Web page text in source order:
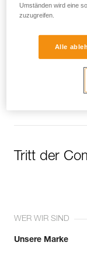
Newsletter
und auf dem
Tritt der
WER WIR SIND
Unsere Marke
Umständen wird eine
zuzugreifen.
Alle